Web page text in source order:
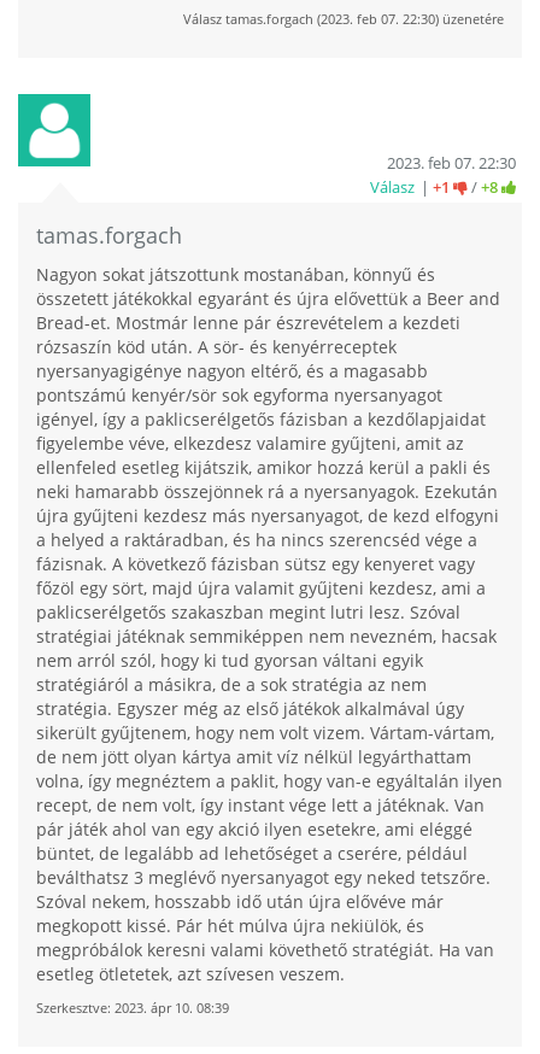
Válasz tamas.forgach (2023. feb 07. 22:30) üzenetére
tamas.forgach
2023. feb 07. 22:30
Válasz
+1 /+8
Nagyon sokat játszottunk mostanában, könnyű és
összetett játékokkal egyaránt és újra elővettük a Beer and
Bread-et. Mostmár lenne pár észrevételem a kezdeti
rózsaszín köd után. A sör- és kenyérreceptek
nyersanyagigénye nagyon eltérő, és a magasabb
pontszámú kenyér/sör sok egyforma nyersanyagot
igényel, így a paklicserélgetős fázisban a kezdőlapjaidat
figyelembe véve, elkezdesz valamire gyűjteni, amit az
ellenfeled esetleg kijátszik, amikor hozzá kerül a pakli és
neki hamarabb összejönnek rá a nyersanyagok. Ezekután
újra gyűjteni kezdesz más nyersanyagot, de kezd elfogyni
a helyed a raktáradban, és ha nincs szerencséd vége a
fázisnak. A következő fázisban sütsz egy kenyeret vagy
főzöl egy sört, majd újra valamit gyűjteni kezdesz, ami a
paklicserélgetős szakaszban megint lutri lesz. Szóval
stratégiai játéknak semmiképpen nem nevezném, hacsak
nem arról szól, hogy ki tud gyorsan váltani egyik
stratégiáról a másikra, de a sok stratégia az nem
stratégia. Egyszer még az első játékok alkalmával úgy
sikerült gyűjtenem, hogy nem volt vizem. Vártam-vártam,
de nem jött olyan kártya amit víz nélkül legyárthattam
volna, így megnéztem a paklit, hogy van-e egyáltalán ilyen
recept, de nem volt, így instant vége lett a játéknak. Van
pár játék ahol van egy akció ilyen esetekre, ami eléggé
büntet, de legalább ad lehetőséget a cserére, például
beválthatsz 3 meglévő nyersanyagot egy neked tetszőre.
Szóval nekem, hosszabb idő után újra elővéve már
megkopott kissé. Pár hét múlva újra nekiülök, és
megpróbálok keresni valami követhető stratégiát. Ha van
esetleg ötletetek, azt szívesen veszem.
Szerkesztve: 2023. ápr 10. 08:39